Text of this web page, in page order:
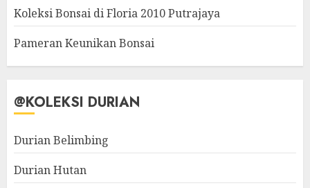
Koleksi Bonsai di Floria 2010 Putrajaya
Pameran Keunikan Bonsai
@KOLEKSI DURIAN
Durian Belimbing
Durian Hutan